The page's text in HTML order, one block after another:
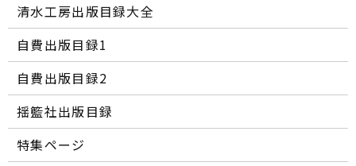
清水工房出版目録大全
自費出版目録1
自費出版目録2
揺籃社出版目録
特集ページ